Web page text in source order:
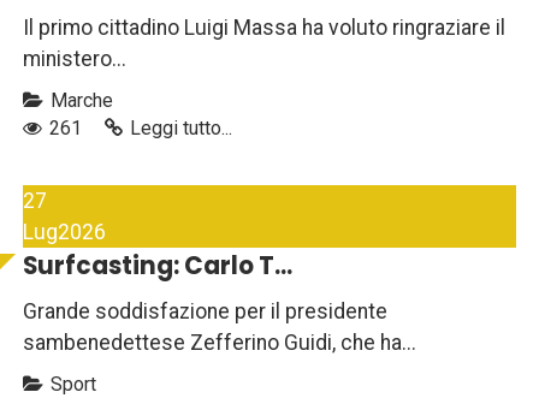
Il primo cittadino Luigi Massa ha voluto ringraziare il
ministero...
Marche
261
Leggi tutto...
27
Lug2026
Surfcasting: Carlo T...
Grande soddisfazione per il presidente
sambenedettese Zefferino Guidi, che ha...
Sport